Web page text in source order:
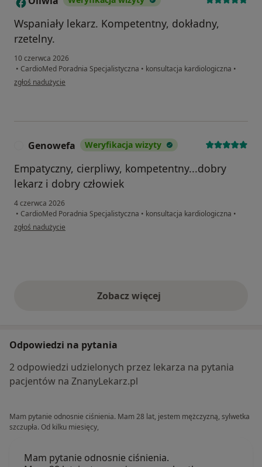
Wspaniały lekarz. Kompetentny, dokładny,
rzetelny.
10 czerwca 2026
• CardioMed Poradnia Specjalistyczna • konsultacja kardiologiczna •
w opinii użytkownika Oliwia
zgłoś nadużycie
Genowefa Weryfikacja wizyty
Empatyczny, cierpliwy, kompetentny...dobry
lekarz i dobry człowiek
4 czerwca 2026
• CardioMed Poradnia Specjalistyczna • konsultacja kardiologiczna •
w opinii użytkownika Genowefa
zgłoś nadużycie
Zobacz więcejopinie powyżej
Odpowiedzi na pytania
2 odpowiedzi udzielonych przez lekarza na pytania
pacjentów na ZnanyLekarz.pl
Mam pytanie odnosnie ciśnienia. Mam 28 lat, jestem mężczyzną, sylwetka
szczupła. Od kilku miesięcy,
Mam pytanie odnosnie ciśnienia.